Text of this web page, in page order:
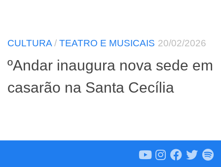
CULTURA/ TEATRO E MUSICAIS 20/02/2026
ºAndar inaugura nova sede em
casarão na Santa Cecília